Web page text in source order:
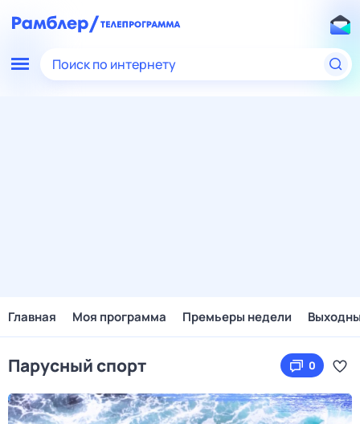
Поиск по интернету
Главная Моя программа Премьеры недели
Парусный спорт 0